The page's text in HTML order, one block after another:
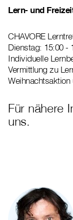
Lern- und
CHAVORE
Dienstag: 15:00 -
Individuelle
Vermittlung zu
Für nähere
uns.